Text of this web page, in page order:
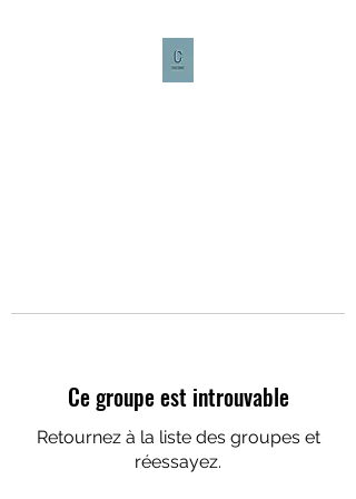
Ce groupe est introuvable
Retournez à la liste des groupes et
réessayez.